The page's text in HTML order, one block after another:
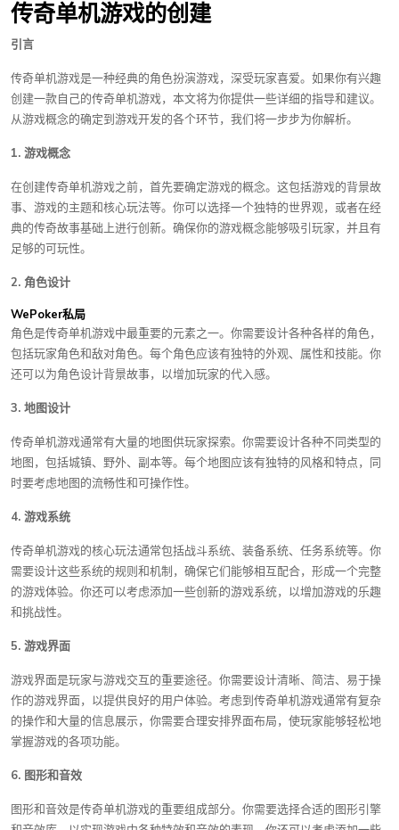
传奇单机游戏的创建
引言
传奇单机游戏是一种经典的角色扮演游戏，深受玩家喜爱。如果你有兴趣
创建一款自己的传奇单机游戏，本文将为你提供一些详细的指导和建议。
从游戏概念的确定到游戏开发的各个环节，我们将一步步为你解析。
1. 游戏概念
在创建传奇单机游戏之前，首先要确定游戏的概念。这包括游戏的背景故
事、游戏的主题和核心玩法等。你可以选择一个独特的世界观，或者在经
典的传奇故事基础上进行创新。确保你的游戏概念能够吸引玩家，并且有
足够的可玩性。
2. 角色设计
WePoker私局
角色是传奇单机游戏中最重要的元素之一。你需要设计各种各样的角色，
包括玩家角色和敌对角色。每个角色应该有独特的外观、属性和技能。你
还可以为角色设计背景故事，以增加玩家的代入感。
3. 地图设计
传奇单机游戏通常有大量的地图供玩家探索。你需要设计各种不同类型的
地图，包括城镇、野外、副本等。每个地图应该有独特的风格和特点，同
时要考虑地图的流畅性和可操作性。
4. 游戏系统
传奇单机游戏的核心玩法通常包括战斗系统、装备系统、任务系统等。你
需要设计这些系统的规则和机制，确保它们能够相互配合，形成一个完整
的游戏体验。你还可以考虑添加一些创新的游戏系统，以增加游戏的乐趣
和挑战性。
5. 游戏界面
游戏界面是玩家与游戏交互的重要途径。你需要设计清晰、简洁、易于操
作的游戏界面，以提供良好的用户体验。考虑到传奇单机游戏通常有复杂
的操作和大量的信息展示，你需要合理安排界面布局，使玩家能够轻松地
掌握游戏的各项功能。
6. 图形和音效
图形和音效是传奇单机游戏的重要组成部分。你需要选择合适的图形引擎